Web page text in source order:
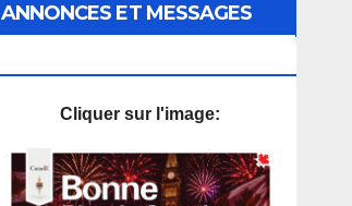
ANNONCES ET MESSAGES
Cliquer sur l'image: